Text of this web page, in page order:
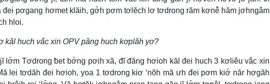
đei pơgang hơmet klăih, gơ̆h pơm tơlĕch lơ tơdrong răm kơnê̆ hăm jơhngâm
hloi.
kăl huch vắc xin OPV păng huch kơplăh yơ?
lơ̆m Tơdrong ƀet bơ̆ng pơih xă, đĭ đăng hơioh kăl đei huch 3 kơliêu vắc xin
lei tơdăh đei hơioh, yoa 1 tơdrong kiơ ‘nŏh mă ưh đei pơm kiơ̆ năr hơgăh